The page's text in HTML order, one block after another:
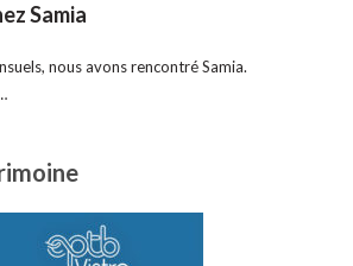
Samia
nous avons rencontré Samia.